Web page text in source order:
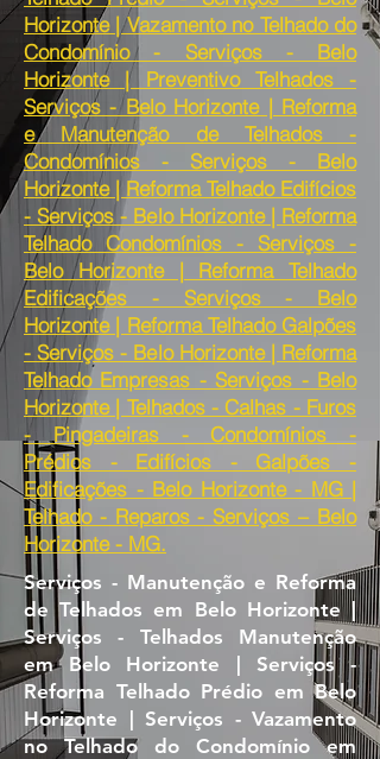
Horizonte | Vazamento no Telhado do
Condomínio - Serviços - Belo
Horizonte | Preventivo Telhados -
Serviços - Belo Horizonte | Reforma
e Manutenção de Telhados -
Condomínios - Serviços - Belo
Horizonte | Reforma Telhado Edifícios
- Serviços - Belo Horizonte | Reforma
Telhado Condomínios - Serviços -
Belo Horizonte | Reforma Telhado
Edificações - Serviços - Belo
Horizonte | Reforma Telhado Galpões
- Serviços - Belo Horizonte | Reforma
Telhado Empresas - Serviços - Belo
Horizonte | Telhados - Calhas - Furos
- Pingadeiras - Condomínios -
Prédios - Edifícios - Galpões -
Edificações - Belo Horizonte - MG |
Telhado - Reparos - Serviços – Belo
Horizonte - MG.
Serviços - Manutenção e Reforma
de Telhados em Belo Horizonte |
Serviços - Telhados Manutenção
em Belo Horizonte | Serviços -
Reforma Telhado Prédio em Belo
Horizonte | Serviços - Vazamento
no Telhado do Condomínio em